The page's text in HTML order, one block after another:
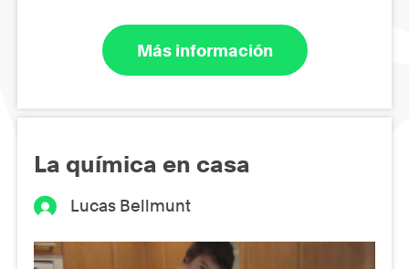
Más información
La química en casa
Lucas Bellmunt